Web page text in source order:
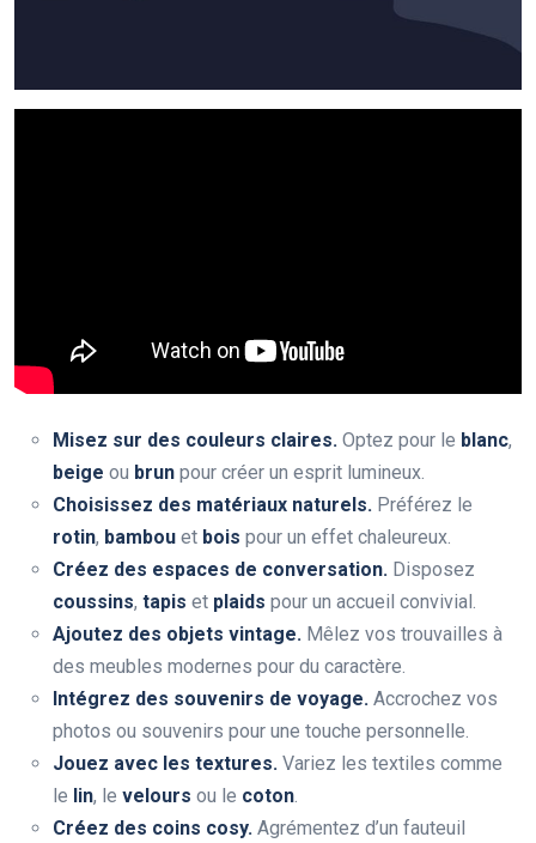
Misez sur des couleurs claires. Optez pour le blanc,
beige ou brun pour créer un esprit lumineux.
Choisissez des matériaux naturels. Préférez le
rotin, bambou et bois pour un effet chaleureux.
Créez des espaces de conversation. Disposez
coussins, tapis et plaids pour un accueil convivial.
Ajoutez des objets vintage. Mêlez vos trouvailles à
des meubles modernes pour du caractère.
Intégrez des souvenirs de voyage. Accrochez vos
photos ou souvenirs pour une touche personnelle.
Jouez avec les textures. Variez les textiles comme
le lin, le velours ou le coton
Créez des coins cosy. Agrémentez d’un fauteuil